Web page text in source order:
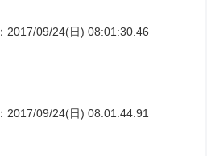
：2017/09/24(日) 08:01:30.46
：2017/09/24(日) 08:01:44.91